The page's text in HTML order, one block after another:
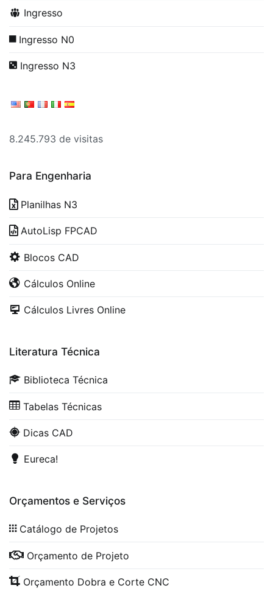
Ingresso
Ingresso N0
Ingresso N3
8.245.793 de visitas
Para Engenharia
Planilhas N3
AutoLisp FPCAD
Blocos CAD
Cálculos Online
Cálculos Livres Online
Literatura Técnica
Biblioteca Técnica
Tabelas Técnicas
Dicas CAD
Eureca!
Orçamentos e Serviços
Catálogo de Projetos
Orçamento de Projeto
Orçamento Dobra e Corte CNC